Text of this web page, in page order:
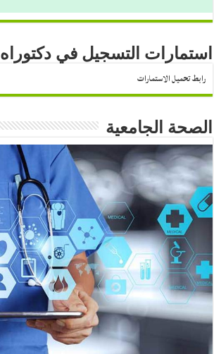
استمارات التسجيل في دكتوراه
رابط تحميل الاستمارات
الصحة الجامعية